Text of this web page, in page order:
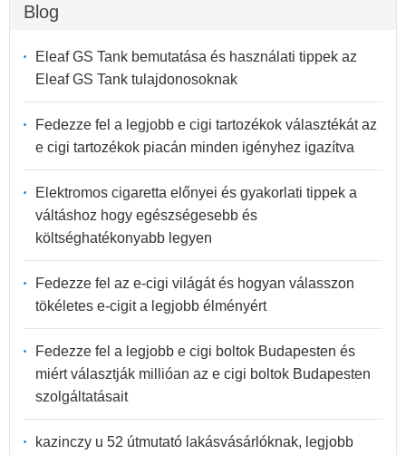
Blog
Eleaf GS Tank bemutatása és használati tippek az
Eleaf GS Tank tulajdonosoknak
Fedezze fel a legjobb e cigi tartozékok választékát az
e cigi tartozékok piacán minden igényhez igazítva
Elektromos cigaretta előnyei és gyakorlati tippek a
váltáshoz hogy egészségesebb és
költséghatékonyabb legyen
Fedezze fel az e-cigi világát és hogyan válasszon
tökéletes e-cigit a legjobb élményért
Fedezze fel a legjobb e cigi boltok Budapesten és
miért választják millióan az e cigi boltok Budapesten
szolgáltatásait
kazinczy u 52 útmutató lakásvásárlóknak, legjobb